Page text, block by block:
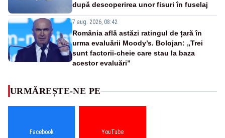
după descoperirea unor fisuri în fuselaj
7 aug. 2026, 08:42
România află astăzi ratingul de țară în
urma evaluării Moody’s. Bolojan: „Trei
sunt factorii-cheie care stau la baza
acestor evaluări”
URMĂREȘTE-NE PE
Facebook YouTube